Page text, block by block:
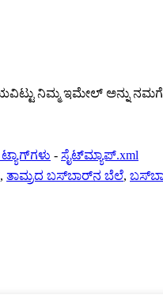
ನಿಮ್ಮ ಇಮೇಲ್ ಅನ್ನು ನಮಗೆ
- ಸೈಟ್‌ಮ್ಯಾಪ್.xml
, ತಾಮ್ರದ ಬಸ್‌ಬಾರ್‌ನ ಬೆಲೆ,